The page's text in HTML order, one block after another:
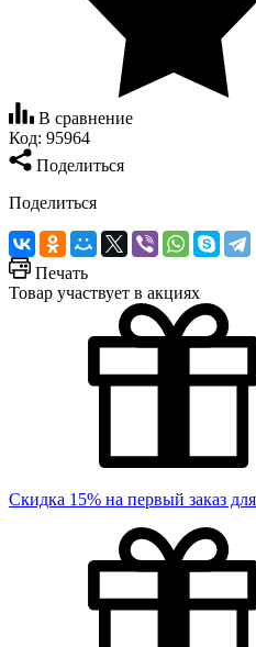
В сравнение
Код: 95964
Поделиться
Поделиться
Печать
Товар участвует в акциях
Скидка 15% на первый заказ